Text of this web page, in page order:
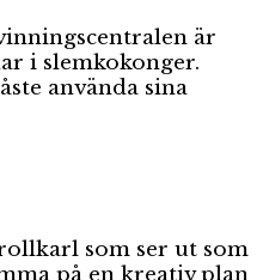
är
i slemkokonger.
använda sina
som ser ut som
på en kreativ plan